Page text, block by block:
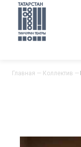
Главная — Коллектив —